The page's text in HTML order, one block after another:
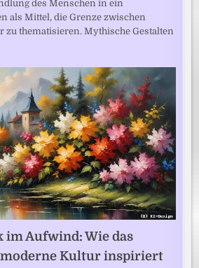
des Menschen in ein
als Mittel, die Grenze zwischen
zu thematisieren. Mythische Gestalten
Aufwind: Wie das
Kultur inspiriert